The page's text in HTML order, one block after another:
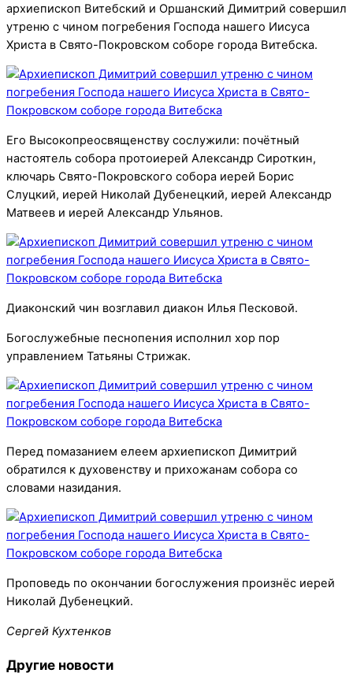
архиепископ Витебский и Оршанский Димитрий совершил
утреню с чином погребения Господа нашего Иисуса
Христа в Свято-Покровском соборе города Витебска.
Его Высокопреосвященству сослужили: почётный
настоятель собора протоиерей Александр Сироткин,
ключарь Свято-Покровского собора иерей Борис
Слуцкий, иерей Николай Дубенецкий, иерей Александр
Матвеев и иерей Александр Ульянов.
Диаконский чин возглавил диакон Илья Песковой.
Богослужебные песнопения исполнил хор пор
управлением Татьяны Стрижак.
Перед помазанием елеем архиепископ Димитрий
обратился к духовенству и прихожанам собора со
словами назидания.
Проповедь по окончании богослужения произнёс иерей
Николай Дубенецкий.
Сергей Кухтенков
Другие новости